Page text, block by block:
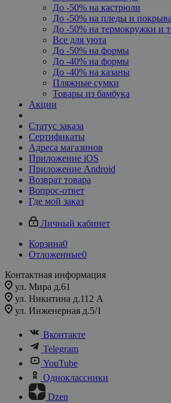
До -50% на кастрюли
До -50% на пледы и
До -50% на термокружки и
Все для уюта
До -50% на формы
До -40% на формы
До -40% на казаны
Пляжные сумки
Товары из бамбука
Акции
Статус заказа
Сертификаты
Адреса магазинов
Приложение iOS
Приложение Android
Возврат товара
Вопрос-ответ
Где мой заказ
Личный кабинет
Корзина0
Отложенные0
Контактная информация
ул. Мира д.61
ул. Никитина д.112 А
ул. Инженерная д.5/1
Вконтакте
Telegram
YouTube
Одноклассники
Dzen